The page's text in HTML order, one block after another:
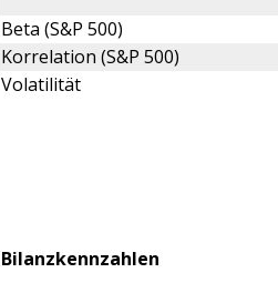
Beta (S&P 500)
Korrelation (S&P 500)
Volatilität
Bilanzkennzahlen